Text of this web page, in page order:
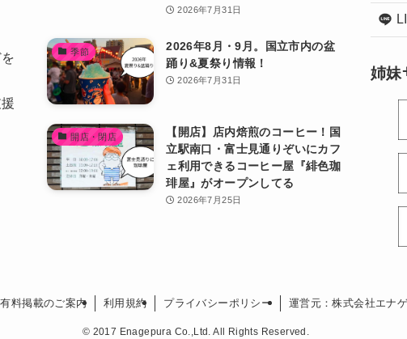
2026年7月31日
季節
2026年8月・9月。国立市内の盆
踊り&夏祭り情報！
2026年7月31日
開店・閉店
【開店】店内焙煎のコーヒー！国
立駅南口・富士見通りぞいにカフ
ェ利用できるコーヒー屋『緋色珈
琲屋』がオープンしてる
2026年7月25日
姉妹
有料掲載のご案内 利用規約 プライバシーポリシー 運営元：株式会社エナ
© 2017 Enagepura Co.,Ltd. All Rights Reserved.